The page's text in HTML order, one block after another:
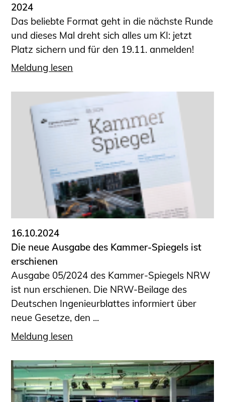
2024
Das beliebte Format geht in die nächste Runde
und dieses Mal dreht sich alles um KI: jetzt
Platz sichern und für den 19.11. anmelden!
Meldung lesen
16.10.2024
Die neue Ausgabe des Kammer-Spiegels ist
erschienen
Ausgabe 05/2024 des Kammer-Spiegels NRW
ist nun erschienen. Die NRW-Beilage des
Deutschen Ingenieurblattes informiert über
neue Gesetze, den ...
Meldung lesen